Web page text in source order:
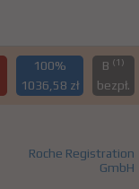
100%
1036,58 zł
B (1)
bezpł.
Roche Registration
GmbH